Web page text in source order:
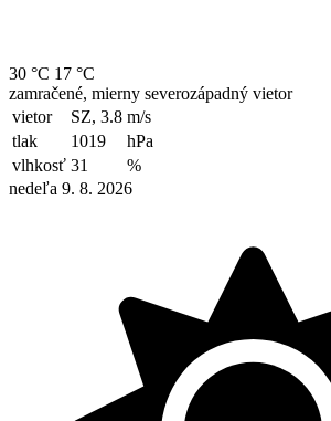
30 °C 17 °C
zamračené, mierny severozápadný vietor
vietor
SZ, 3.8 m/s
tlak
1019
hPa
vlhkosť 31
%
nedeľa 9. 8. 2026